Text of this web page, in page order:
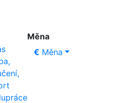
Měna
€ Měna